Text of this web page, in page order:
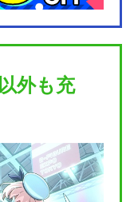
外も充